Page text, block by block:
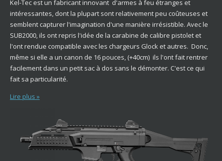
Kel-Tec est un fabricant innovant d'armes à feu étranges et
intéressantes, dont la plupart sont relativement peu coûteuses et
semblent capturer l'imagination d'une manière irrésistible. Avec le
SUB2000, ils ont repris l'idée de la carabine de calibre pistolet et
l'ont rendue compatible avec les chargeurs Glock et autres. Donc,
même si elle a un canon de 16 pouces, (+40cm) ils l'ont fait rentrer
facilement dans un petit sac à dos sans le démonter. C'est ce qui
fait sa particularité.
Lire plus »